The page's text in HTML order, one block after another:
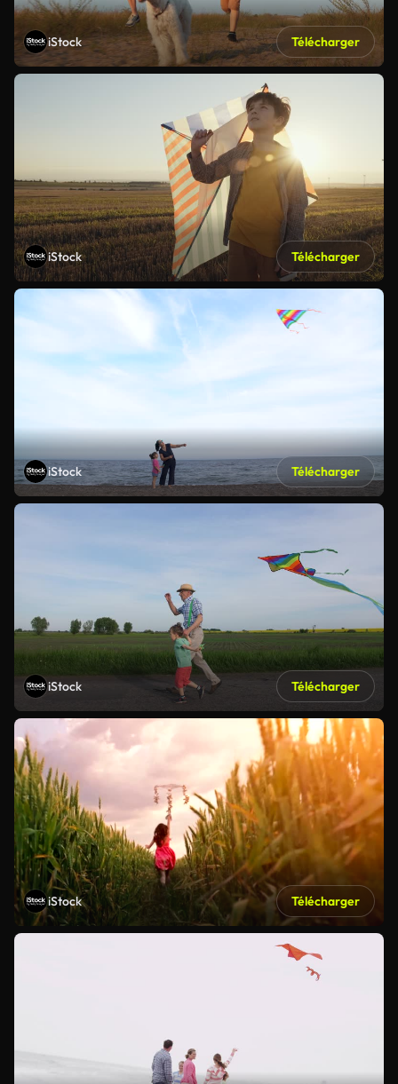
iStock Télécharger
iStock Télécharger
iStock Télécharger
iStock Télécharger
iStock Télécharger